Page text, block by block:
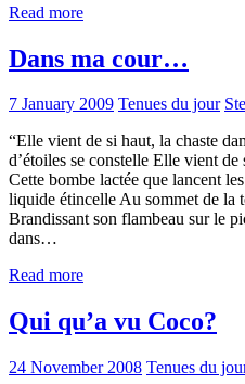
Read more
Dans ma cour…
7 January 2009 Tenues du jour
“Elle vient de si haut, la chaste
d’étoiles se constelle Elle vient
Cette bombe lactée que lancent
liquide étincelle Au sommet de la
Brandissant son flambeau sur le
dans…
Read more
Qui qu’a vu Coco?
24 November 2008 Tenues du